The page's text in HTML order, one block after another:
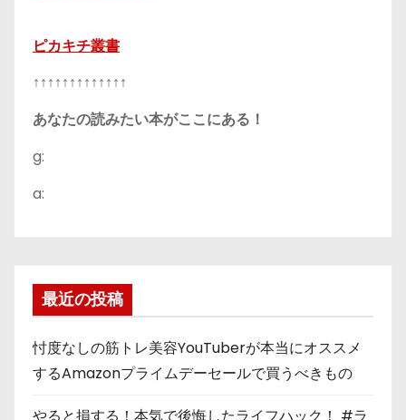
ピカキチ叢書
↑↑↑↑↑↑↑↑↑↑↑↑↑
あなたの読みたい本がここにある！
g:
a:
最近の投稿
忖度なしの筋トレ美容YouTuberが本当にオススメ
するAmazonプライムデーセールで買うべきもの
やると損する！本気で後悔したライフハック！ #ラ